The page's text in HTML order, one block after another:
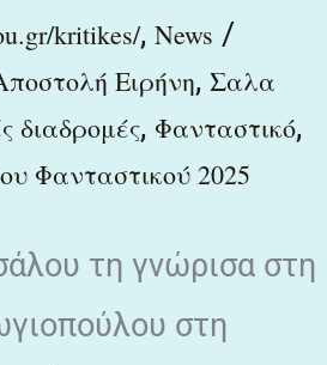
kritikes/, News /
Ειρήνη, Σαλα
διαδρομές, Φανταστικό,
Φανταστικού 2025
τη γνώρισα στη
στη